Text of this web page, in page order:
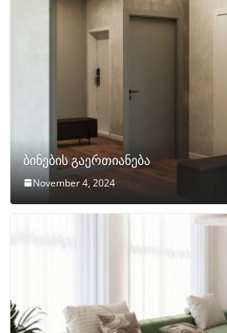
ბინების გაერთიანება
November 4, 2024